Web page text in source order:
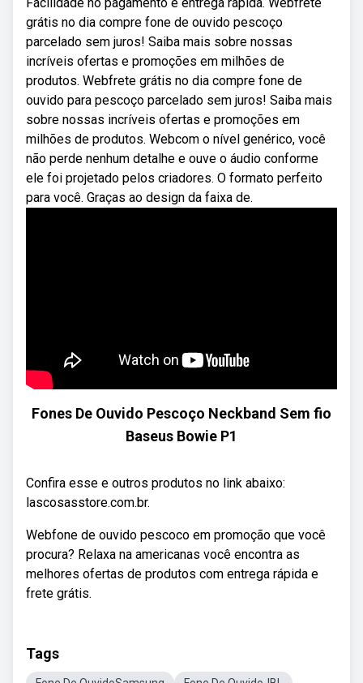
grátis no dia compre fone de ouvido pescoço
parcelado sem juros! Saiba mais sobre nossas
incríveis ofertas e promoções em milhões de
produtos. Webfrete grátis no dia compre fone de
ouvido para pescoço parcelado sem juros! Saiba mais
sobre nossas incríveis ofertas e promoções em
milhões de produtos. Webcom o nível genérico, você
não perde nenhum detalhe e ouve o áudio conforme
ele foi projetado pelos criadores. O formato perfeito
para você. Graças ao design da faixa de.
Fones De Ouvido Pescoço Neckband Sem fio
Baseus Bowie P1
Confira esse e outros produtos no link abaixo:
lascosasstore.com.br.
Webfone de ouvido pescoco em promoção que você
procura? Relaxa na americanas você encontra as
melhores ofertas de produtos com entrega rápida e
frete grátis.
Tags